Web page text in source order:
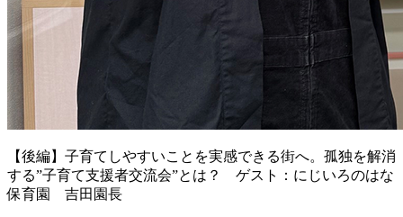
【後編】子育てしやすいことを実感できる街へ。孤独を解消
する”子育て支援者交流会”とは？ ゲスト：にじいろのはな
保育園 吉田園長